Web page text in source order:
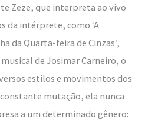
Zeze, que interpreta ao vivo
da intérprete, como ‘A
da Quarta-feira de Cinzas’,
de Josimar Carneiro, o
estilos e movimentos dos
mutação, ela nunca
a um determinado gênero: